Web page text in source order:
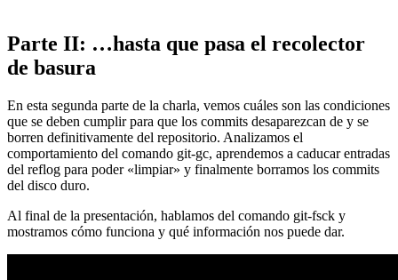
Parte II: …hasta que pasa el recolector
de basura
En esta segunda parte de la charla, vemos cuáles son las condiciones
que se deben cumplir para que los commits desaparezcan de y se
borren definitivamente del repositorio. Analizamos el
comportamiento del comando git-gc, aprendemos a caducar entradas
del reflog para poder «limpiar» y finalmente borramos los commits
del disco duro.
Al final de la presentación, hablamos del comando git-fsck y
mostramos cómo funciona y qué información nos puede dar.